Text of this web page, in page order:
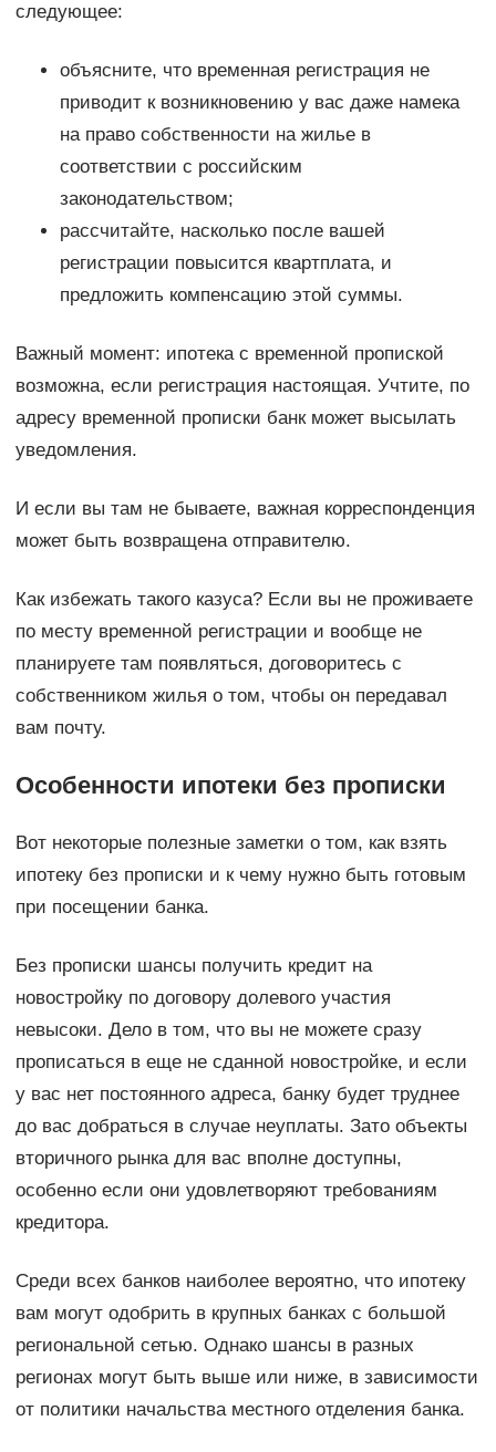
следующее:
объясните, что временная регистрация не
приводит к возникновению у вас даже намека
на право собственности на жилье в
соответствии с российским
законодательством;
рассчитайте, насколько после вашей
регистрации повысится квартплата, и
предложить компенсацию этой суммы.
Важный момент: ипотека с временной пропиской
возможна, если регистрация настоящая. Учтите, по
адресу временной прописки банк может высылать
уведомления.
И если вы там не бываете, важная корреспонденция
может быть возвращена отправителю.
Как избежать такого казуса? Если вы не проживаете
по месту временной регистрации и вообще не
планируете там появляться, договоритесь с
собственником жилья о том, чтобы он передавал
вам почту.
Особенности ипотеки без прописки
Вот некоторые полезные заметки о том, как взять
ипотеку без прописки и к чему нужно быть готовым
при посещении банка.
Без прописки шансы получить кредит на
новостройку по договору долевого участия
невысоки. Дело в том, что вы не можете сразу
прописаться в еще не сданной новостройке, и если
у вас нет постоянного адреса, банку будет труднее
до вас добраться в случае неуплаты. Зато объекты
вторичного рынка для вас вполне доступны,
особенно если они удовлетворяют требованиям
кредитора.
Среди всех банков наиболее вероятно, что ипотеку
вам могут одобрить в крупных банках с большой
региональной сетью. Однако шансы в разных
регионах могут быть выше или ниже, в зависимости
от политики начальства местного отделения банка.